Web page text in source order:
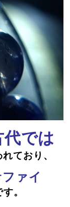
代では
ており、
ァイ
。